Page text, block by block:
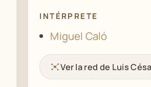
INTÉRPRETE
Miguel Caló
Ver la red de Luis